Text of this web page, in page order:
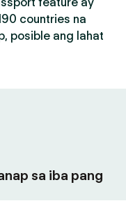
countries na
posible ang lahat
sa iba pang